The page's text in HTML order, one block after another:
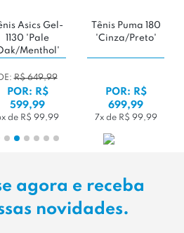
Asics Gel-
1130 'Pale
Menthol'
DE:R$ 649,99
POR: R$
599,99
de R$ 99,99
Tênis Puma 180
'Cinza/Preto'
POR: R$
699,99
7x de R$ 99,99
agora e receba
novidades.